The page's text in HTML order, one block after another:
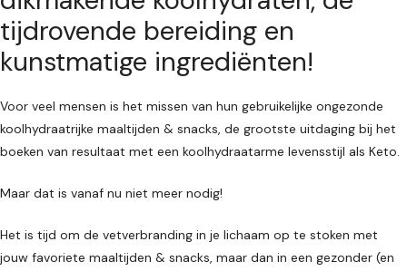
tijdrovende bereiding en
kunstmatige ingrediënten!
Voor veel mensen is het missen van hun gebruikelijke ongezonde
koolhydraatrijke maaltijden & snacks, de grootste uitdaging bij het
boeken van resultaat met een koolhydraatarme levensstijl als Keto.
Maar dat is vanaf nu niet meer nodig!
Het is tijd om de vetverbranding in je lichaam op te stoken met
jouw favoriete maaltijden & snacks, maar dan in een gezonder (en